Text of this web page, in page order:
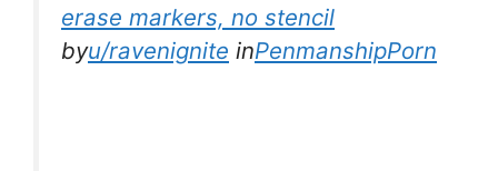
erase markers, no stencil
byu/ravenignite inPenmanshipPorn